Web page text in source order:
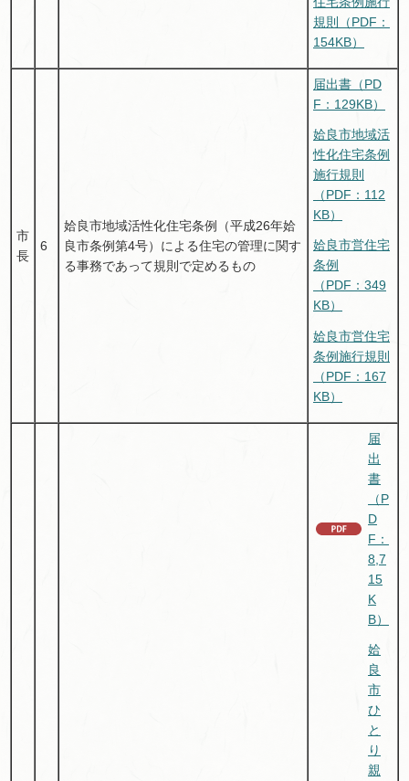
規則（PDF：
154KB）
市
長
6
姶良市地域活性化住宅条例（平成26年姶
良市条例第4号）による住宅の管理に関す
る事務であって規則で定めるもの
届出書（PD
F：129KB）
姶良市地域活
性化住宅条例
施行規則
（PDF：112
KB）
姶良市営住宅
条例
（PDF：349
KB）
姶良市営住宅
条例施行規則
（PDF：167
KB）
届
出
書
（P
D
F：
8,7
15
K
B）
姶
良
市
ひ
と
り
親